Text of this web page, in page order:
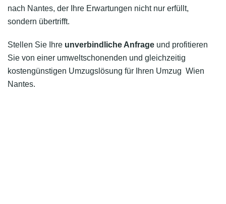
nach Nantes, der Ihre Erwartungen nicht nur erfüllt,
sondern übertrifft.
Stellen Sie Ihre unverbindliche Anfrage und profitieren
Sie von einer umweltschonenden und gleichzeitig
kostengünstigen Umzugslösung für Ihren Umzug Wien
Nantes.